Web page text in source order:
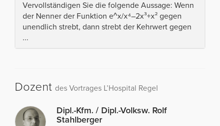
Vervollständigen Sie die folgende Aussage: Wenn
der Nenner der Funktion e^x/x⁴–2x³+x² gegen
unendlich strebt, dann strebt der Kehrwert gegen
...
Dozent des Vortrages L’Hospital Regel
Dipl.-Kfm. / Dipl.-Volksw. Rolf
Stahlberger